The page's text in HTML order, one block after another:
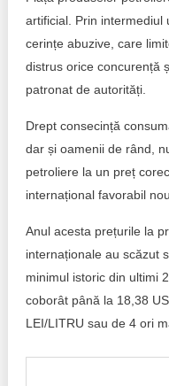
Buletin EU-STRAT
Aplică la BUNELE
Transparența
Cele mai bune și cele
Moldova
publice-cheie din
Achiziții publice
Achizițiile publice în
artificial. Prin intermediul
cerințe abuzive, care
distrus orice concurență
patronat de autorități.
Drept consecință
dar și oamenii de rând,
petroliere la un preț
internațional favorabil
Anul acesta prețurile la
internaționale au scăzut
minimul istoric din ultimi
coborât până la 18,38
LEI/LITRU sau de 4 ori